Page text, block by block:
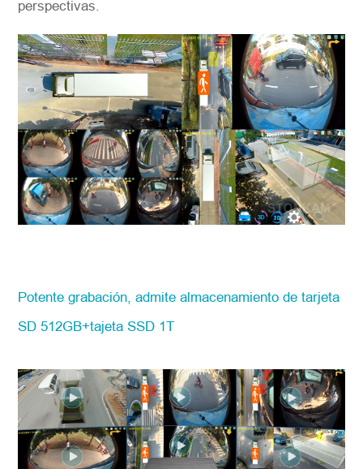
perspectivas.
Potente grabación, admite almacenamiento de tarjeta
SD 512GB+tajeta SSD 1T